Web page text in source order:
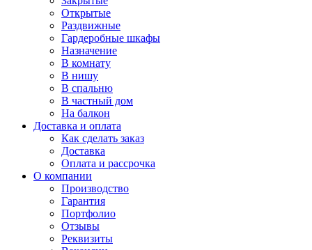
Открытые
Раздвижные
Гардеробные шкафы
Назначение
В комнату
В нишу
В спальню
В частный дом
На балкон
Доставка и оплата
Как сделать заказ
Доставка
Оплата и рассрочка
О компании
Производство
Гарантия
Портфолио
Отзывы
Реквизиты